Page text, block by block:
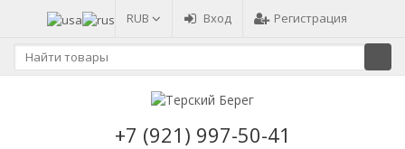
RUB Вход Регистрация
+7 (921) 997-50-41